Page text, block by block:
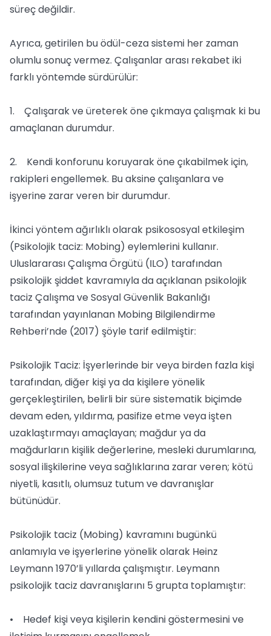
süreç değildir.
Ayrıca, getirilen bu ödül-ceza sistemi her zaman
olumlu sonuç vermez. Çalışanlar arası rekabet iki
farklı yöntemde sürdürülür:
1. Çalışarak ve üreterek öne çıkmaya çalışmak ki bu
amaçlanan durumdur.
2. Kendi konforunu koruyarak öne çıkabilmek için,
rakipleri engellemek. Bu aksine çalışanlara ve
işyerine zarar veren bir durumdur.
İkinci yöntem ağırlıklı olarak psikososyal etkileşim
(Psikolojik taciz: Mobing) eylemlerini kullanır.
Uluslararası Çalışma Örgütü (ILO) tarafından
psikolojik şiddet kavramıyla da açıklanan psikolojik
taciz Çalışma ve Sosyal Güvenlik Bakanlığı
tarafından yayınlanan Mobing Bilgilendirme
Rehberi’nde (2017) şöyle tarif edilmiştir:
Psikolojik Taciz: İşyerlerinde bir veya birden fazla kişi
tarafından, diğer kişi ya da kişilere yönelik
gerçekleştirilen, belirli bir süre sistematik biçimde
devam eden, yıldırma, pasifize etme veya işten
uzaklaştırmayı amaçlayan; mağdur ya da
mağdurların kişilik değerlerine, mesleki durumlarına,
sosyal ilişkilerine veya sağlıklarına zarar veren; kötü
niyetli, kasıtlı, olumsuz tutum ve davranışlar
bütünüdür.
Psikolojik taciz (Mobing) kavramını bugünkü
anlamıyla ve işyerlerine yönelik olarak Heinz
Leymann 1970’li yıllarda çalışmıştır. Leymann
psikolojik taciz davranışlarını 5 grupta toplamıştır:
• Hedef kişi veya kişilerin kendini göstermesini ve